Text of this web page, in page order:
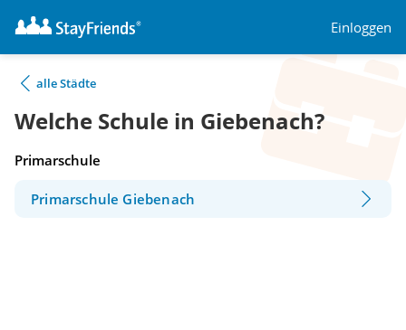
Einloggen
alle Städte
Welche Schule in Giebenach?
Primarschule
Primarschule Giebenach